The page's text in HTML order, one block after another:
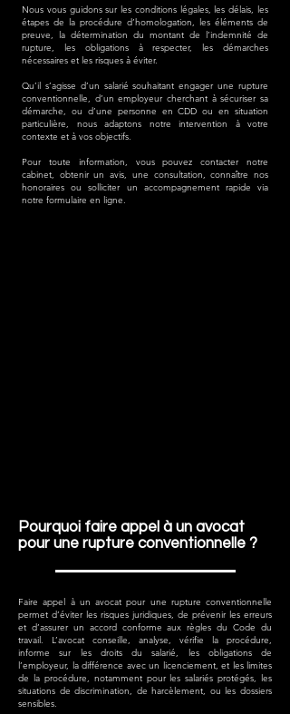
Nous vous guidons sur les conditions légales, les délais, les
étapes de la procédure d’homologation, les éléments de
preuve, la détermination du montant de l’indemnité de
rupture, les obligations à respecter, les démarches
nécessaires et les risques à éviter.
Qu’il s’agisse d’un salarié souhaitant engager une rupture
conventionnelle, d’un employeur cherchant à sécuriser sa
démarche, ou d’une personne en CDD ou en situation
particulière, nous adaptons notre intervention à votre
contexte et à vos objectifs.
Pour toute information, vous pouvez contacter notre
cabinet, obtenir un avis, une consultation, connaître nos
honoraires ou solliciter un accompagnement rapide via
notre formulaire en ligne.
Pourquoi faire appel à un avocat
pour une rupture conventionnelle ?
Faire appel à un avocat pour une rupture conventionnelle
permet d’éviter les risques juridiques, de prévenir les erreurs
et d’assurer un accord conforme aux règles du Code du
travail. L’avocat conseille, analyse, vérifie la procédure,
informe sur les droits du salarié, les obligations de
l’employeur, la différence avec un licenciement, et les limites
de la procédure, notamment pour les salariés protégés, les
situations de discrimination, de harcèlement, ou les dossiers
sensibles.